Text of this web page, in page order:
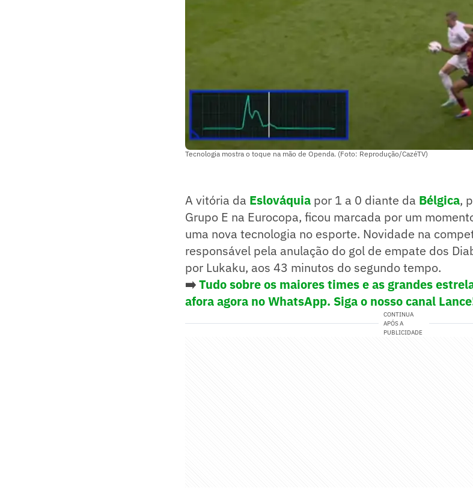
Tecnologia mostra o toque na mão de Openda. (Foto: Reprodução/CazéTV)
A vitória da Eslováquia por 1 a 0 diante da Bélgica,
Grupo E na Eurocopa, ficou marcada por um
uma nova tecnologia no esporte. Novidade na
responsável pela anulação do gol de empate dos
por Lukaku, aos 43 minutos do segundo tempo.
➡️Tudo sobre os maiores times e as grandes
afora agora no WhatsApp. Siga o nosso canal
CONTINUA
APÓS A
PUBLICIDADE